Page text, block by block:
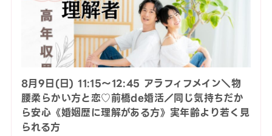
8月9日(日) 11:15〜12:45 アラフィフメイン＼物
腰柔らかい方と恋♡前橋de婚活／同じ気持ちだか
ら安心《婚姻歴に理解がある方》実年齢より若く見
られる方